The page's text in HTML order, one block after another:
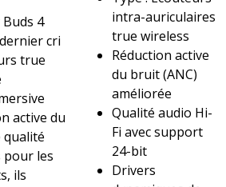
Buds 4
cri
true
active du
qualité
pour les
ils
intra-auriculaires
true wireless
Réduction active
du bruit (ANC)
améliorée
Qualité audio Hi-
Fi avec support
24-bit
Drivers